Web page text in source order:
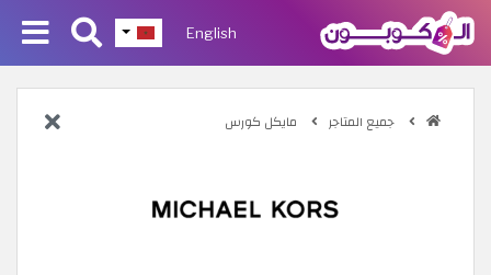
English
جميع المتاجر مايكل كورس